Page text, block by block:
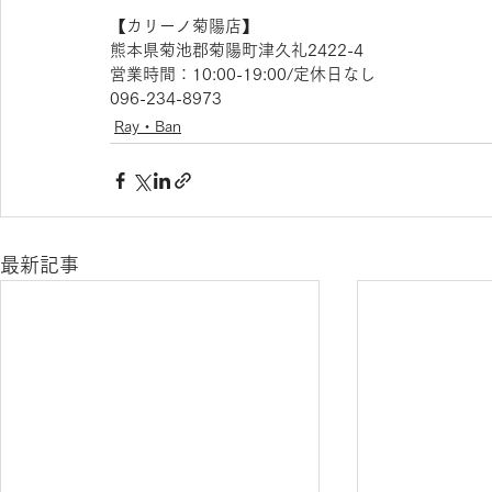
【​カリーノ菊陽店】
熊本県菊池郡菊陽町津久礼2422-4
営業時間：10:00-19:00/定休日なし
096-234-8973
Ray・Ban
最新記事